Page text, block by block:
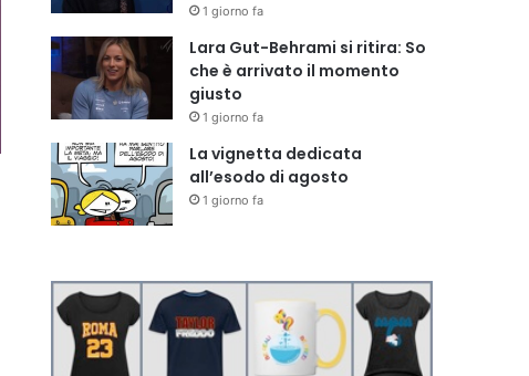
1 giorno fa
Lara Gut-Behrami si ritira: So
che è arrivato il momento
giusto
1 giorno fa
La vignetta dedicata
all’esodo di agosto
1 giorno fa